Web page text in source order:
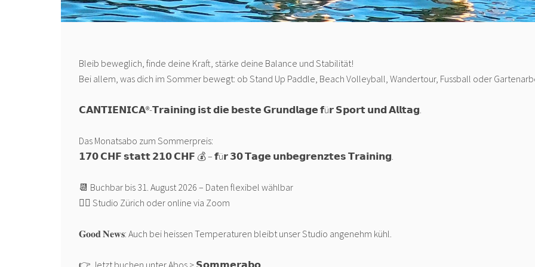
Bleib beweglich, finde deine Kraft, stärke deine Balance und Stabilität!
Bei allem, was dich im Sommer bewegt: ob Stand Up Paddle, Beach Volleyball, Wandertour, Fussball oder
𝗖𝗔𝗡𝗧𝗜𝗘𝗡𝗜𝗖𝗔®-𝗧𝗿𝗮𝗶𝗻𝗶𝗻𝗴 𝗶𝘀𝘁 𝗱𝗶𝗲 𝗯𝗲𝘀𝘁𝗲 𝗚𝗿𝘂𝗻𝗱𝗹𝗮𝗴𝗲 𝗳ü𝗿 𝗦𝗽𝗼𝗿𝘁 𝘂𝗻𝗱 𝗔𝗹𝗹𝘁𝗮𝗴.
Das Monatsabo zum Sommerpreis:
𝟭𝟳𝟬 𝗖𝗛𝗙 𝘀𝘁𝗮𝘁𝘁 𝟮𝟭𝟬 𝗖𝗛𝗙 💰 – 𝗳ü𝗿 𝟯𝟬 𝗧𝗮𝗴𝗲 𝘂𝗻𝗯𝗲𝗴𝗿𝗲𝗻𝘇𝘁𝗲𝘀 𝗧𝗿𝗮𝗶𝗻𝗶𝗻𝗴.
📆 Buchbar bis 31. August 2026 – Daten flexibel wählbar
🤸‍♀️ Studio Zürich oder online via Zoom
𝐆𝐨𝐨𝐝 𝐍𝐞𝐰𝐬: Auch bei heissen Temperaturen bleibt unser Studio angenehm kühl.
👉 Jetzt buchen unter Abos > 𝗦𝗼𝗺𝗺𝗲𝗿𝗮𝗯𝗼